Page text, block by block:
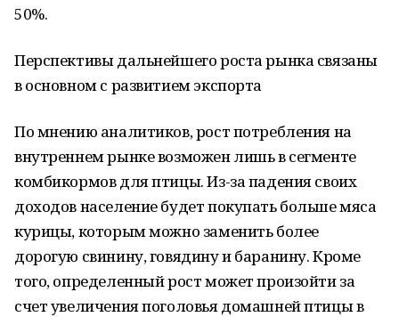
50%.
Перспективы дальнейшего роста рынка связаны
в основном с развитием экспорта
По мнению аналитиков, рост потребления на
внутреннем рынке возможен лишь в сегменте
комбикормов для птицы. Из-за падения своих
доходов население будет покупать больше мяса
курицы, которым можно заменить более
дорогую свинину, говядину и баранину. Кроме
того, определенный рост может произойти за
счет увеличения поголовья домашней птицы в